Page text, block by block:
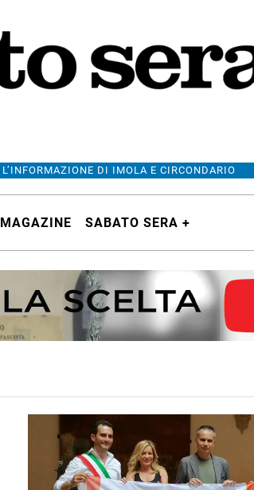
L’INFORMAZIONE DI IMOLA E CIRCONDARIO
MAGAZINE SABATO SERA +